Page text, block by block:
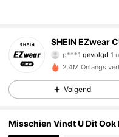
SHEIN EZwear
p***1 gevolgd 1
e***a is aan het
2.4M Onlangs
Volgend
Misschien Vindt U Dit Ook